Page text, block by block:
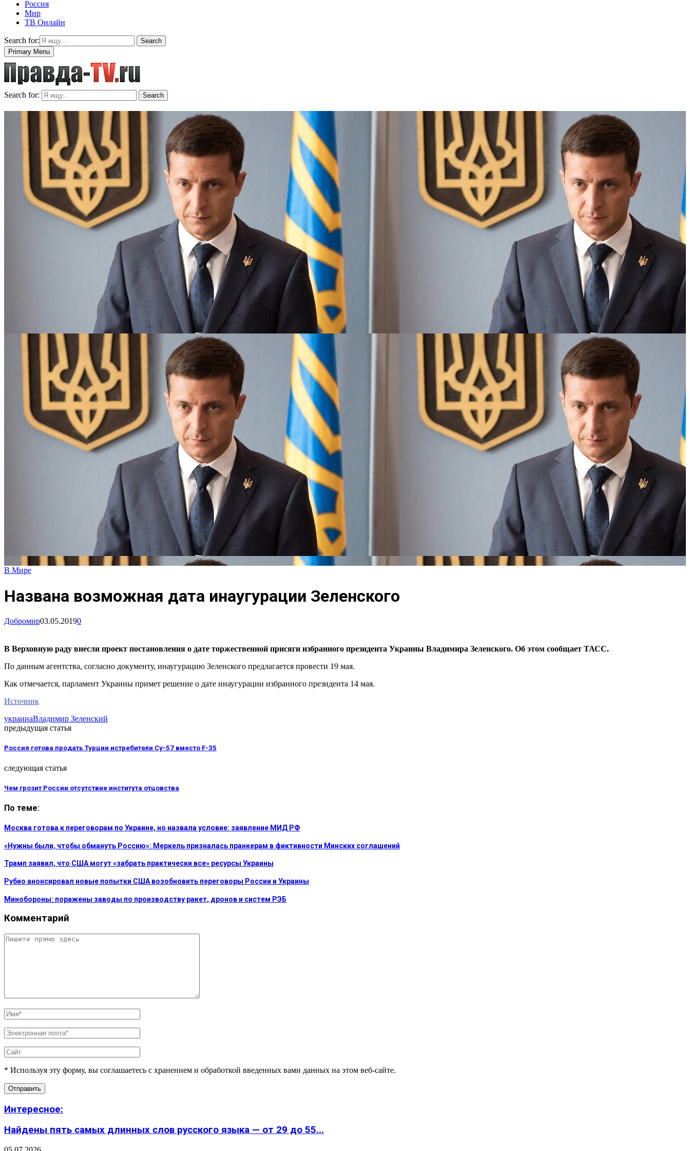
Россия
Мир
ТВ Онлайн
Search for:
Search
Primary Menu
Search for: Search
В Мире
Названа возможная дата инаугурации Зеленского
Добромир03.05.20190
В Верховную раду внесли проект постановления о дате торжественной присяги избранного президента Украины Владимира Зеленского. Об этом сообщает ТАСС.
По данным агентства, согласно документу, инаугурацию Зеленского предлагается провести 19 мая.
Как отмечается, парламент Украины примет решение о дате инаугурации избранного президента 14 мая.
Источник
украинаВладимир Зеленский
предыдущая статья
Россия готова продать Турции истребители Су-57 вместо F-35
следующая статья
Чем грозит России отсутствие института отцовства
По теме:
Москва готова к переговорам по Украине, но назвала условие: заявление МИД РФ
«Нужны были, чтобы обмануть Россию»: Меркель призналась пранкерам в фиктивности Минских соглашений
Трамп заявил, что США могут «забрать практически все» ресурсы Украины
Рубио анонсировал новые попытки США возобновить переговоры России и Украины
Минобороны: поражены заводы по производству ракет, дронов и систем РЭБ
Комментарий
* Используя эту форму, вы соглашаетесь с хранением и обработкой введенных вами данных на этом веб-сайте.
Интересное:
Найдены пять самых длинных слов русского языка — от 29 до 55...